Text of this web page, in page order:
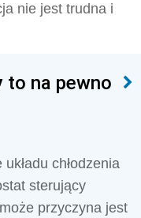
nie jest trudna i
to na pewno
chłodzenia
sterujący
przyczyna jest